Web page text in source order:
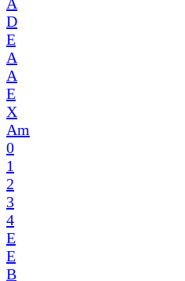
D
E
A
A
E
X
Am
0
1
2
3
4
E
E
B